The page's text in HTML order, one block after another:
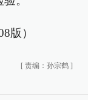
版）
[ 责编：孙宗鹤 ]